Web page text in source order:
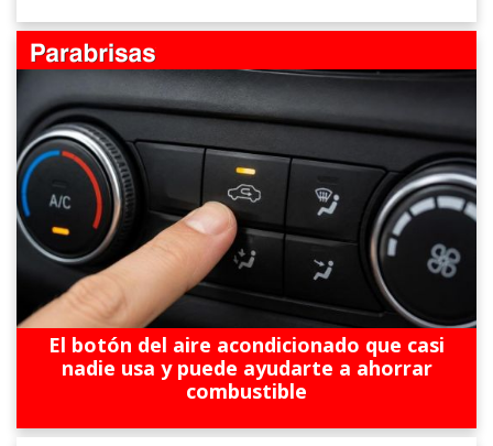
El botón del aire acondicionado que casi
nadie usa y puede ayudarte a ahorrar
combustible